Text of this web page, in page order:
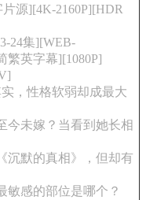
源][4K-2160P][HDR
24集][WEB-
繁英字幕][1080P]
，性格软弱却成最大
今未嫁？当看到她长相
沉默的真相》，但却有
敏感的部位是哪个？